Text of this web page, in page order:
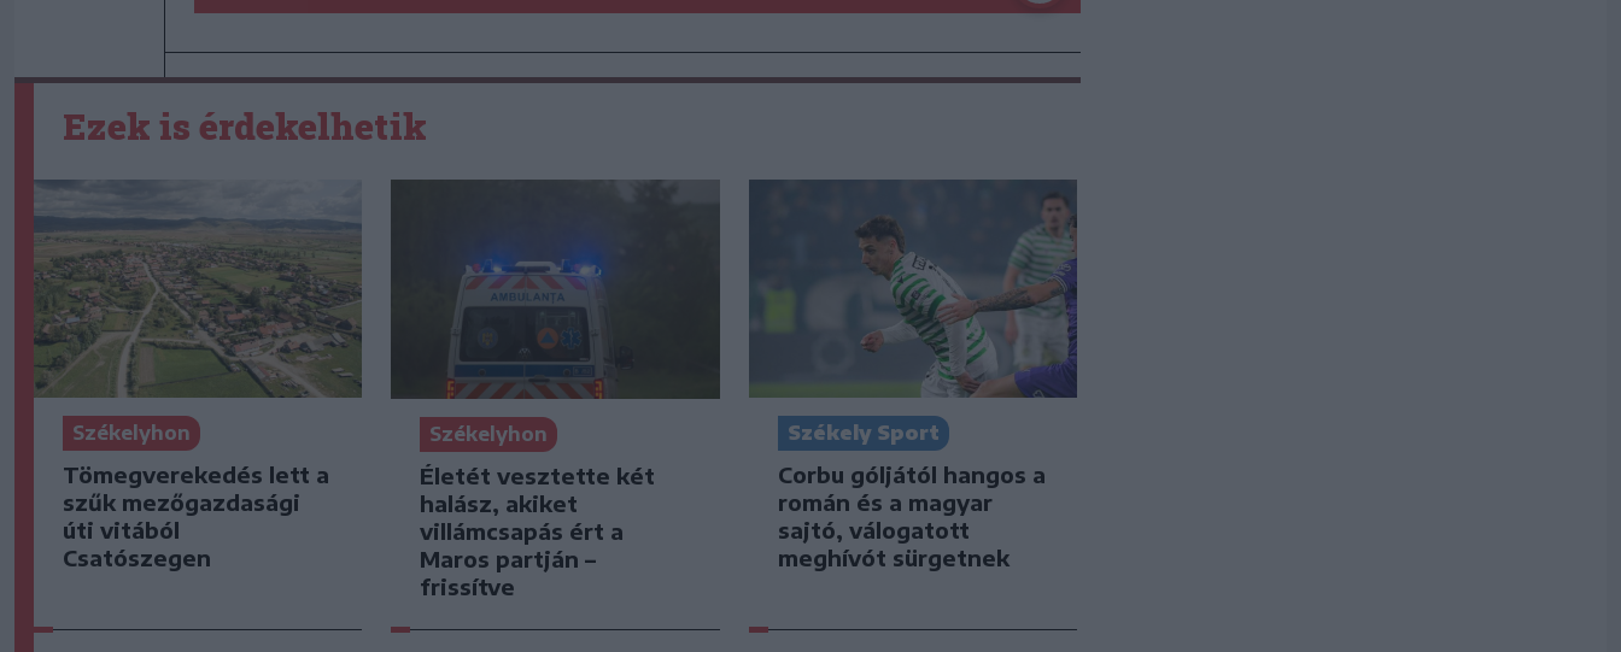
Ezek is érdekelhetik
Székelyhon
Tömegverekedés lett a
szűk mezőgazdasági
úti vitából
Csatószegen
Székelyhon
Életét vesztette két
halász, akiket
villámcsapás ért a
Maros partján –
frissítve
Székely Sport
Corbu góljától hangos a
román és a magyar
sajtó, válogatott
meghívót sürgetnek